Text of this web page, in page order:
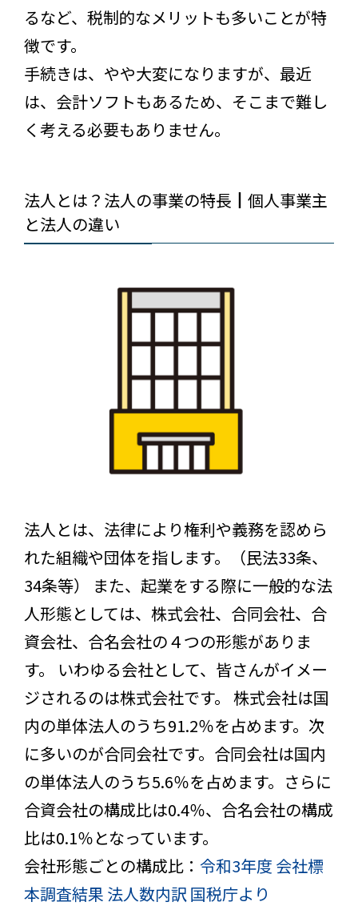
るなど、税制的なメリットも多いことが特
徴です。
手続きは、やや大変になりますが、最近
は、会計ソフトもあるため、そこまで難し
く考える必要もありません。
法人とは？法人の事業の特長┃個人事業主
と法人の違い
法人とは、法律により権利や義務を認めら
れた組織や団体を指します。（民法33条、
34条等） また、起業をする際に一般的な法
人形態としては、株式会社、合同会社、合
資会社、合名会社の４つの形態がありま
す。 いわゆる会社として、皆さんがイメー
ジされるのは株式会社です。 株式会社は国
内の単体法人のうち91.2％を占めます。次
に多いのが合同会社です。合同会社は国内
の単体法人のうち5.6％を占めます。さらに
合資会社の構成比は0.4％、合名会社の構成
比は0.1％となっています。
会社形態ごとの構成比： 令和3年度 会社標
本調査結果 法人数内訳 国税庁より